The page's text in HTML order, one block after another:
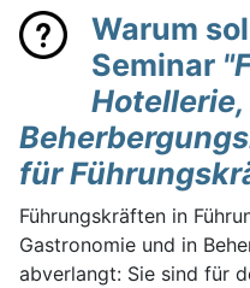
Warum
Seminar
für
Führungskräften in
Gastronomie und in
abverlangt: Sie sind für